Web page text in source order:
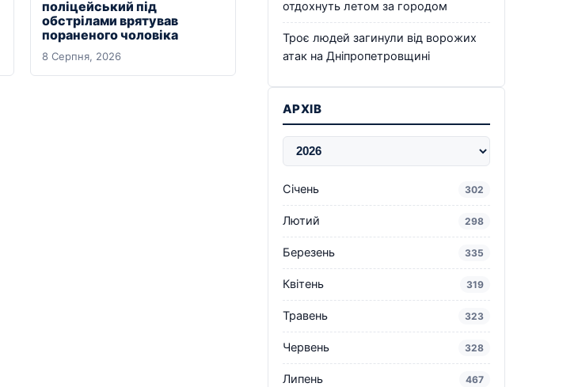
поліцейський під
обстрілами врятував
пораненого чоловіка
8 Серпня, 2026
отдохнуть летом за городом
Троє людей загинули від ворожих
атак на Дніпропетровщині
АРХІВ
Січень 302
Лютий 298
Березень 335
Квітень 319
Травень 323
Червень 328
Липень 467